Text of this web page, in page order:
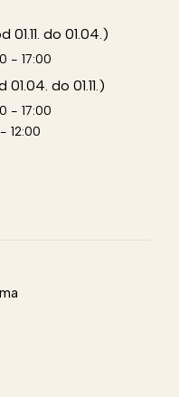
do 01.04.)
- 17:00
do 01.11.)
- 17:00
12:00